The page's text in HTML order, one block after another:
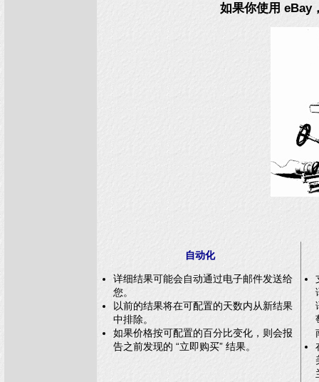
如果你使用 eBay
自动化
详细结果可能会自动通过电子邮件发送给
您。
以前的结果将在可配置的天数内从新结果
中排除。
如果价格按可配置的百分比变化，则会报
告之前发现的 “立即购买” 结果。